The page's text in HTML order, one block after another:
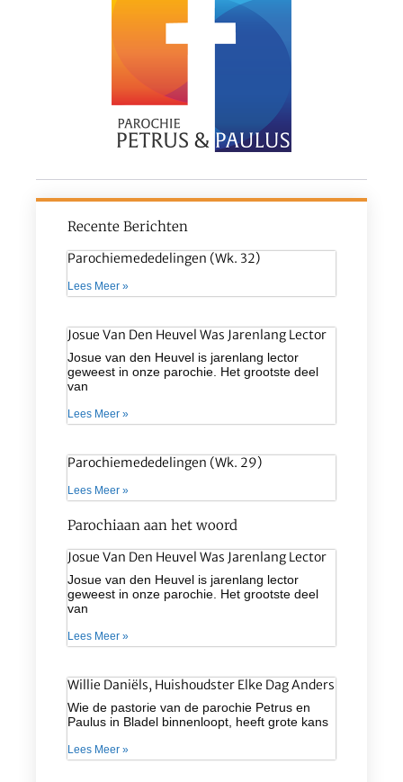
Recente Berichten
Parochiemededelingen (wk. 32)
Lees Meer »
Josue Van Den Heuvel Was Jarenlang Lector
Josue van den Heuvel is jarenlang lector
geweest in onze parochie. Het grootste deel
van
Lees Meer »
Parochiemededelingen (wk. 29)
Lees Meer »
Parochiaan aan het woord
Josue Van Den Heuvel Was Jarenlang Lector
Josue van den Heuvel is jarenlang lector
geweest in onze parochie. Het grootste deel
van
Lees Meer »
Willie Daniëls, Huishoudster Elke Dag Anders
Wie de pastorie van de parochie Petrus en
Paulus in Bladel binnenloopt, heeft grote kans
Lees Meer »